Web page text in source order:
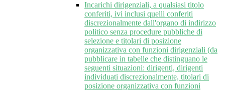
Incarichi dirigenziali, a qualsiasi titolo
conferiti, ivi inclusi quelli conferiti
discrezionalmente dall'organo di indirizzo
politico senza procedure pubbliche di
selezione e titolari di posizione
organizzativa con funzioni dirigenziali (da
pubblicare in tabelle che distinguano le
seguenti situazioni: dirigenti, dirigenti
individuati discrezionalmente, titolari di
posizione organizzativa con funzioni